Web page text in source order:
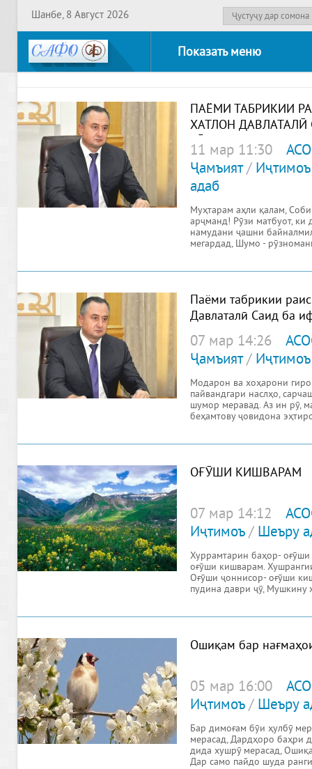
Шанбе, 8 Август 2026
Показать меню
ПАЁМИ ТАБРИКИИ
ХАТЛОН
РӮЗИ МАТБУОТИ
11 мар 11:30
Ҷамъият/ Иҷтимоъ
адаб
Муҳтарам аҳли қалам,
арҷманд! Рӯзи матбуот, ки
намудани ҷашни
мегардад, Шумо -
Паёми табрикии
Давлаталӣ Саид ба
07 мар 14:26
Ҷамъият/ Иҷтимоъ
Модарон ва хоҳарони
пайвандгари наслҳо,
шумор меравад. Аз ин рӯ,
беҳамтову ҷовидона
ОҒӮШИ КИШВАРАМ
07 мар 14:12
Иҷтимоъ/ Шеъру
Хуррамтарин баҳор-
оғӯши кишварам.
Оғӯши ҷоннисор- оғӯши
пудина даври ҷӯ, Мушкину
Ошиқам бар
05 мар 16:00
Иҷтимоъ/ Шеъру
Бар димоғам бӯи ҳулбӯ
мерасад, Дардҳоро баҳри
дида хушрӯ мерасад,
Дар само пайдо шуда